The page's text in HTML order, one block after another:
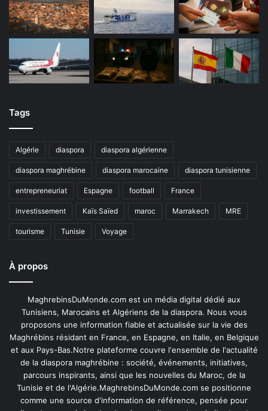
Tags
Algérie diaspora diaspora algérienne
diaspora maghrébine diaspora marocaine diaspora tunisienne
entrepreneuriat Espagne football France
investissement Kaïs Saïed maroc Marrakech MRE
tourisme Tunisie Voyage
À propos
MaghrebinsDuMonde.com est un média digital dédié aux
Tunisiens, Marocains et Algériens de la diaspora. Nous vous
proposons une information fiable et actualisée sur la vie des
Maghrébins résidant en France, en Espagne, en Italie, en Belgique
et aux Pays-Bas.Notre plateforme couvre l'ensemble de l'actualité
de la diaspora maghrébine : société, événements, initiatives,
parcours inspirants, ainsi que les nouvelles du Maroc, de la
Tunisie et de l'Algérie.MaghrebinsDuMonde.com se positionne
comme une source d'information de référence, pensée pour